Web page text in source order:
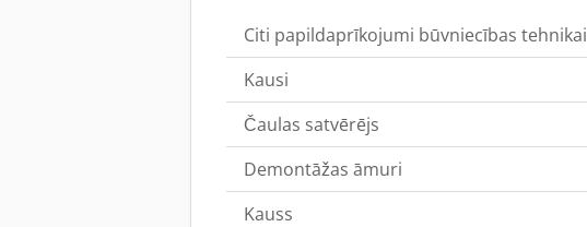
Citi papildaprīkojumi būvniecības tehnikai
Kausi
Čaulas satvērējs
Demontāžas āmuri
Kauss